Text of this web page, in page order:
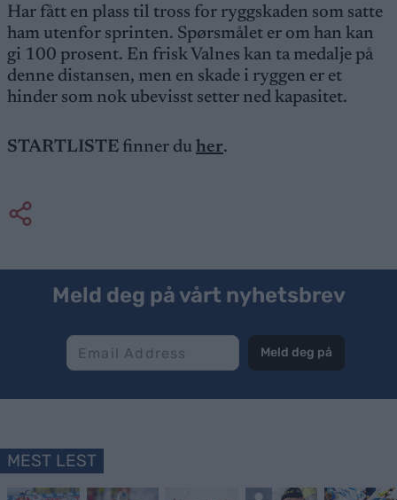
Har fått en plass til tross for ryggskaden som satte
ham utenfor sprinten. Spørsmålet er om han kan
gi 100 prosent. En frisk Valnes kan ta medalje på
denne distansen, men en skade i ryggen er et
hinder som nok ubevisst setter ned kapasitet.
STARTLISTE finner du her.
Meld deg på vårt nyhetsbrev
Meld deg på
MEST LEST